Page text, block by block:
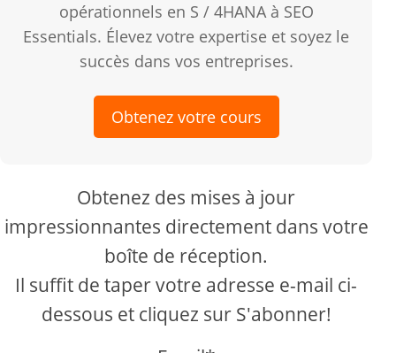
opérationnels en S / 4HANA à SEO
Essentials. Élevez votre expertise et soyez le
succès dans vos entreprises.
Obtenez votre cours
Obtenez des mises à jour
impressionnantes directement dans votre
boîte de réception.
Il suffit de taper votre adresse e-mail ci-
dessous et cliquez sur S'abonner!